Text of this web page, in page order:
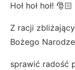
Hoł hoł hoł! 🎅🏻
Z racji
Bożego
sprawić radość